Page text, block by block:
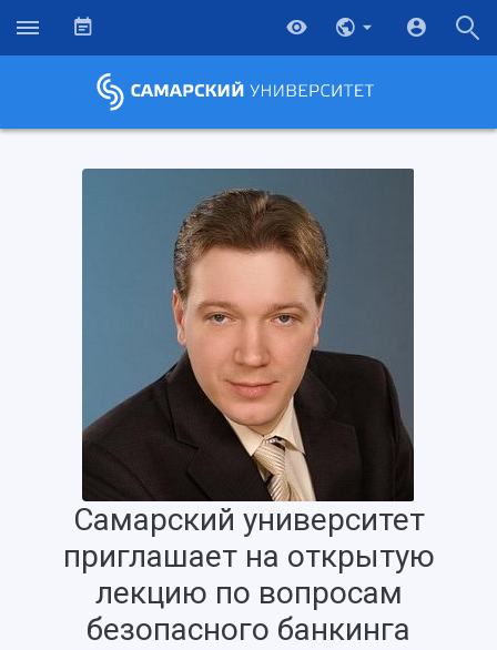
НАЗАД
Об университете
История
Новости
Главные новости
Образование
Почему я выбираю Самарский университет?
Научно-исследовательская деятельность
Основные научные направления
Самарский университет
приглашает на открытую
лекцию по вопросам
безопасного банкинга